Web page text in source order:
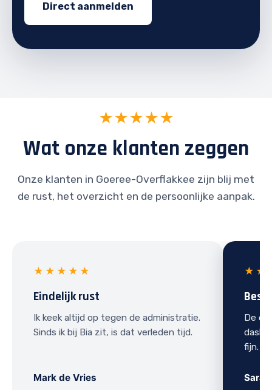
Direct aanmelden
★★★★★
Wat onze klanten zeggen
Onze klanten in Goeree-Overflakkee zijn blij met
de rust, het overzicht en de persoonlijke aanpak.
★★★★★
Eindelijk rust
Ik keek altijd op tegen de administratie.
Sinds ik bij Bia zit, is dat verleden tijd.
Mark de Vries
De
fijn.